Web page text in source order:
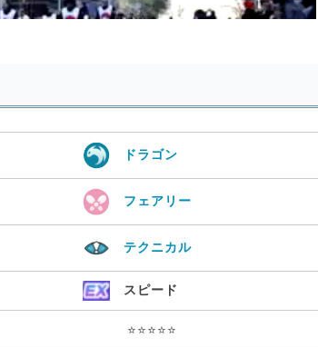
ドラゴン
フェアリー
テクニカル
スピード
⭐️⭐️⭐️⭐️⭐️